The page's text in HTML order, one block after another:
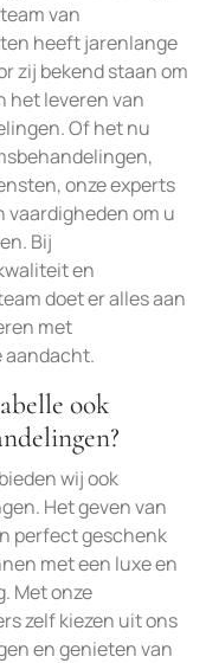
van
heeft jarenlange
zij bekend staan om
het leveren van
Of het nu
onze experts
vaardigheden om u
Bij
en
doet er alles aan
met
aandacht.
ook
wij ook
Het geven van
perfect geschenk
met een luxe en
Met onze
zelf kiezen uit ons
en genieten van